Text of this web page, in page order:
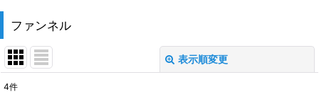
ファンネル
表示順変更
4件